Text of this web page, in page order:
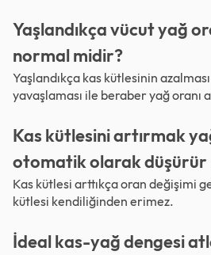
Yaşlandıkça vücut yağ
normal midir?
Yaşlandıkça kas kütlesinin
yavaşlaması ile beraber yağ oranı
Kas kütlesini artırmak
otomatik olarak düşürür
Kas kütlesi arttıkça oran değişimi
kütlesi kendiliğinden erimez.
İdeal kas-yağ dengesi